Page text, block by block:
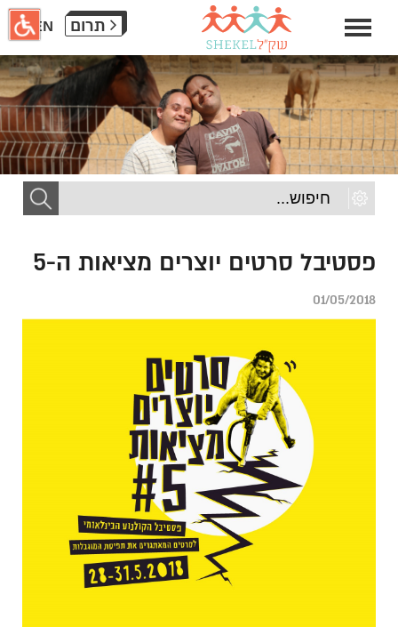
דף
אינטרנט,
לחץ
אנטר
כדי
לעבור
לאזור
תרום EN
פסטיבל סרטים יוצרים מציאות ה-5
01/05/2018